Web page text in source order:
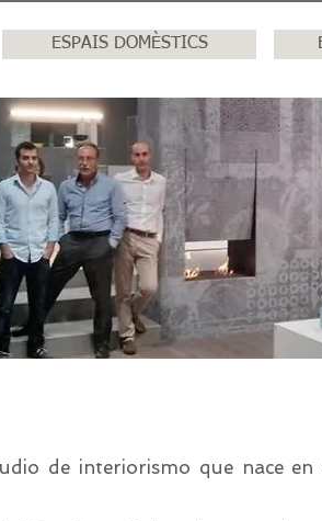
de interiorismo que nace
ESPAIS DOMÈSTICS